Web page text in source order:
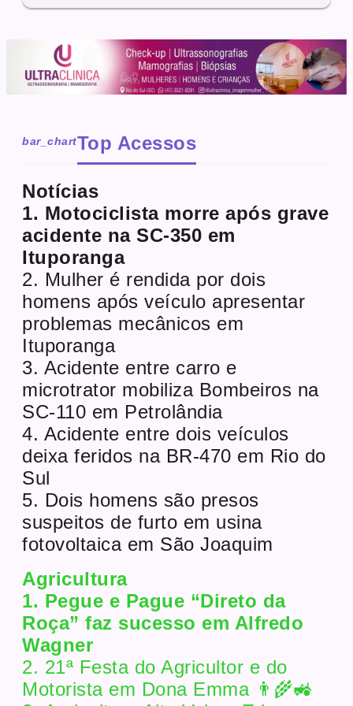
bar_chartTop Acessos
Notícias
1. Motociclista morre após grave
acidente na SC-350 em
Ituporanga
2. Mulher é rendida por dois
homens após veículo apresentar
problemas mecânicos em
Ituporanga
3. Acidente entre carro e
microtrator mobiliza Bombeiros na
SC-110 em Petrolândia
4. Acidente entre dois veículos
deixa feridos na BR-470 em Rio do
Sul
5. Dois homens são presos
suspeitos de furto em usina
fotovoltaica em São Joaquim
Agricultura
1. Pegue e Pague “Direto da
Roça” faz sucesso em Alfredo
Wagner
2. 21ª Festa do Agricultor e do
Motorista em Dona Emma 👨‍🌾🚜